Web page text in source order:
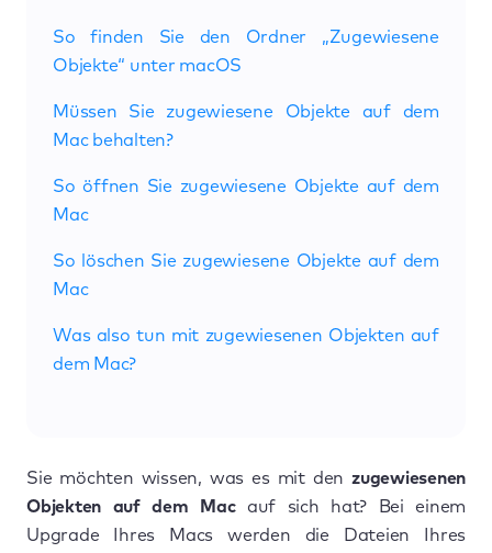
So finden Sie den Ordner „Zugewiesene
Objekte“ unter macOS
Müssen Sie zugewiesene Objekte auf dem
Mac behalten?
So öffnen Sie zugewiesene Objekte auf dem
Mac
So löschen Sie zugewiesene Objekte auf dem
Mac
Was also tun mit zugewiesenen Objekten auf
dem Mac?
Sie möchten wissen, was es mit den zugewiesenen
Objekten auf dem Macauf sich hat? Bei einem
Upgrade Ihres Macs werden die Dateien Ihres